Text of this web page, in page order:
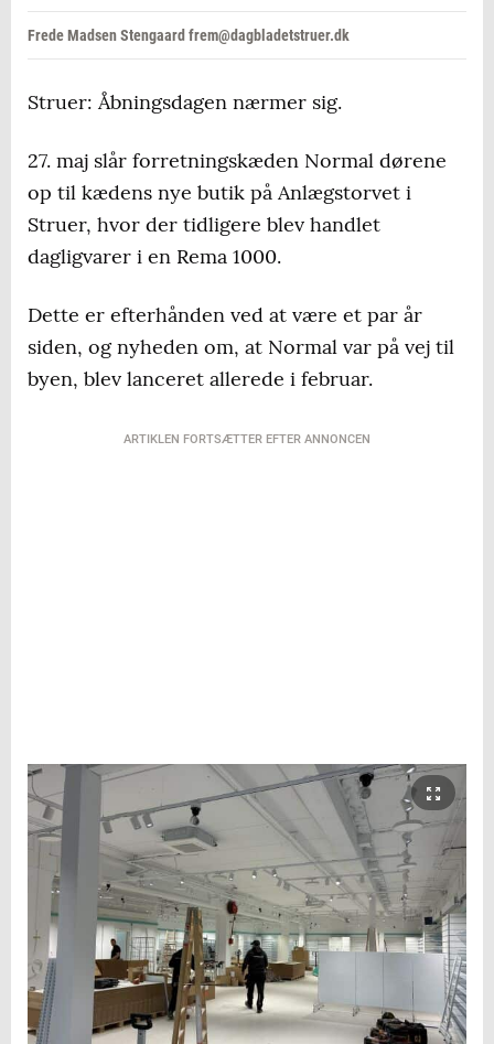
Frede Madsen Stengaard frem@dagbladetstruer.dk
Struer: Åbningsdagen nærmer sig.
27. maj slår forretningskæden Normal dørene
op til kædens nye butik på Anlægstorvet i
Struer, hvor der tidligere blev handlet
dagligvarer i en Rema 1000.
Dette er efterhånden ved at være et par år
siden, og nyheden om, at Normal var på vej til
byen, blev lanceret allerede i februar.
ARTIKLEN FORTSÆTTER EFTER ANNONCEN